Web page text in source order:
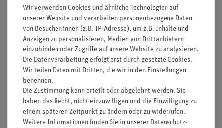
An einem Klotz, der oberhalb seines Schwerpunktes gegen ein
Hindernis gezogen wird, sollen die Schüler erarbeiten, dass
ein Körper immer dann kippt, wenn der Fußpunkt des Lotes
durch seinen Schwerpunkt außerhalb seiner Standfläche liegt.
Vorteile
Schülergerechte Anleitungen inklusive Protokollfragen
Wir verwenden Cookies und ähnliche Technologien auf
unserer Website und verarbeiten personenbezogene Daten
von Besucher:innen (z.B. IP-Adresse), um z.B. Inhalte und
Anzeigen zu personalisieren, Medien von Drittanbietern
einzubinden oder Zugriffe auf unsere Website zu analysieren.
Die Datenverarbeitung erfolgt erst durch gesetzte Cookies.
Wir teilen Daten mit Dritten, die wir in den Einstellungen
benennen.
Die Zustimmung kann erteilt oder abgelehnt werden. Sie
haben das Recht, nicht einzuwilligen und die Einwilligung zu
einem späteren Zeitpunkt zu ändern oder zu widerrufen.
Weitere Informationen finden Sie in unserer Daten­schutz­